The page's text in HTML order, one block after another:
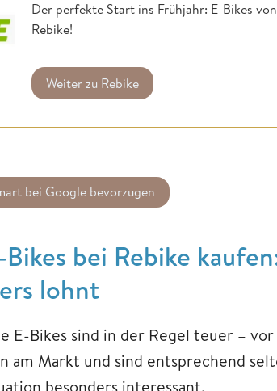
Der perfekte Start ins Frühjahr: E-Bikes
Rebike!
Weiter zu Rebike
bei Google bevorzugen
bei Rebike
lohnt
E-Bikes sind in der Regel teuer –
am Markt und sind entsprechend
besonders interessant.